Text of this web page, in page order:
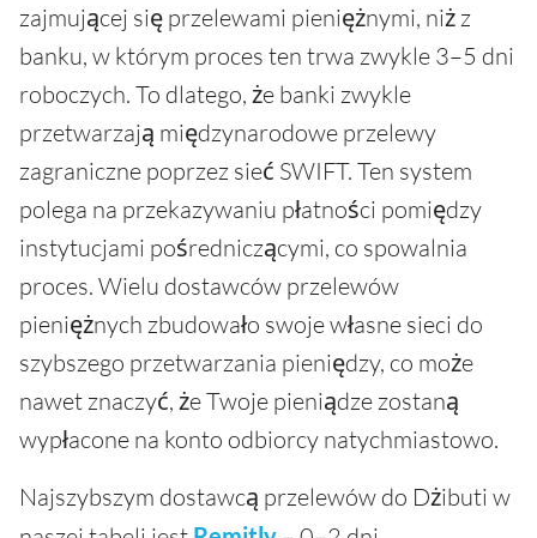
zajmującej się przelewami pieniężnymi, niż z
banku, w którym proces ten trwa zwykle 3–5 dni
roboczych. To dlatego, że banki zwykle
przetwarzają międzynarodowe przelewy
zagraniczne poprzez sieć SWIFT. Ten system
polega na przekazywaniu płatności pomiędzy
instytucjami pośredniczącymi, co spowalnia
proces. Wielu dostawców przelewów
pieniężnych zbudowało swoje własne sieci do
szybszego przetwarzania pieniędzy, co może
nawet znaczyć, że Twoje pieniądze zostaną
wypłacone na konto odbiorcy natychmiastowo.
Najszybszym dostawcą przelewów do Dżibuti w